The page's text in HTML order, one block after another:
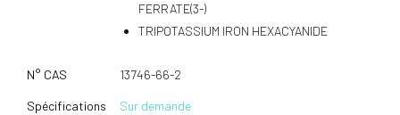
FERRATE(3-)
TRIPOTASSIUM IRON HEXACYANIDE
N° CAS 13746-66-2
Spécifications Sur demande